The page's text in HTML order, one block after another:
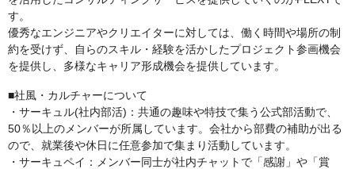
す。
優秀なエンジニアやクリエイターに対しては、働く時間や場所の制
約を受けず、自らのスキル・経験を活かしたプロジェクト参画機会
を提供し、多様なキャリア形成機会を提供しています。
■社風・カルチャーについて
・サーキュル(社内部活)：共通の趣味や特技で集う公式部活動で、
50％以上のメンバーが所属しています。会社から部費の補助が出る
ので、就業後や休日に任意参加で集まり活動しています。
・サーキュペイ：メンバー同士が社内チャットで「感謝」や「賞